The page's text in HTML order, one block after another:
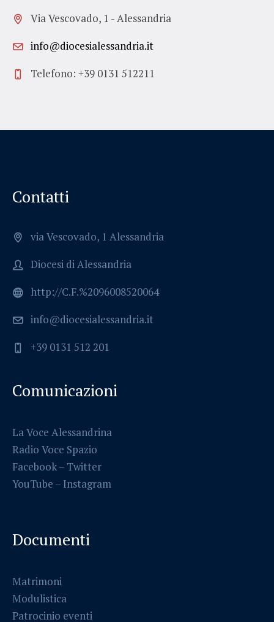
Via Vescovado, 1 - Alessandria
info@diocesialessandria.it
Telefono: +39 0131 512211
Contatti
via Vescovado, 1 Alessandria
Diocesi di Alessandria
http://C.F.%2096008520064
info@diocesialessandria.it
+39 0131 512 201
Comunicazioni
La Voce Alessandrina
Radio Voce Spazio
Facebook– Twitter
YouTube – Instagram
Documenti
Matrimoni
Modulistica
Patrocinio eventi